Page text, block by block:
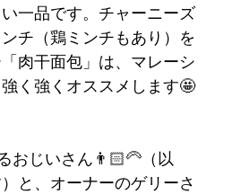
一品です。チャーニーズ
チ（鶏ミンチもあり）を
肉干面包」は、マレーシ
く強くオススメします🤩
おじいさん👨🏻‍🦳（以
と、オーナーのゲリーさ